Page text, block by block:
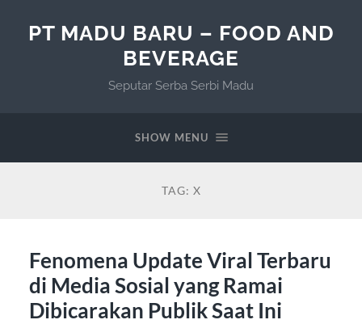
PT MADU BARU – FOOD AND
BEVERAGE
Seputar Serba Serbi Madu
SHOW MENU
TAG: X
Fenomena Update Viral Terbaru
di Media Sosial yang Ramai
Dibicarakan Publik Saat Ini